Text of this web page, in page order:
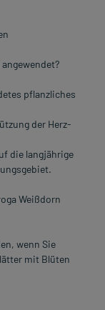
pflanzliches
der Herz-
die langjährige
Weißdorn
wenn Sie
mit Blüten